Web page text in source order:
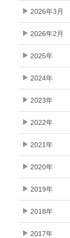
2026年3月
2026年2月
2025年
2024年
2023年
2022年
2021年
2020年
2019年
2018年
2017年